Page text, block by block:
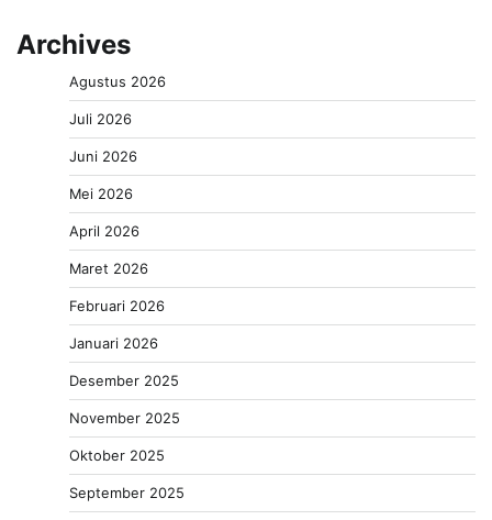
Archives
Agustus 2026
Juli 2026
Juni 2026
Mei 2026
April 2026
Maret 2026
Februari 2026
Januari 2026
Desember 2025
November 2025
Oktober 2025
September 2025